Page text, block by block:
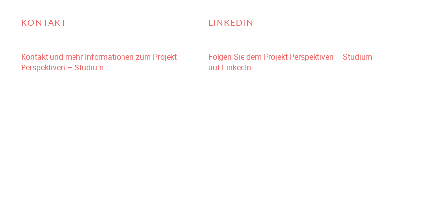
KONTAKT
Kontakt und mehr Informationen zum Projekt
Perspektiven – Studium
LINKEDIN
Folgen Sie dem Projekt Perspektiven – Studium
auf LinkedIn.